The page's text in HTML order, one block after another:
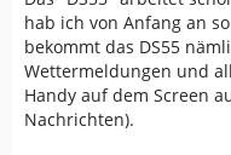
hab ich von Anfang an
bekommt das DS55
Wettermeldungen und
Handy auf dem Screen
Nachrichten).